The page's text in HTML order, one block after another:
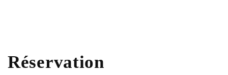
Réservation